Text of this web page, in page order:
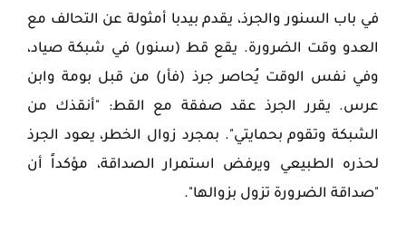
في باب السنور والجرذ، يقدم بيدبا أمثولة عن التحالف مع
العدو وقت الضرورة. يقع قط (سنور) في شبكة صياد،
وفي نفس الوقت يُحاصر جرذ (فأر) من قبل بومة وابن
عرس. يقرر الجرذ عقد صفقة مع القط: "أنقذك من
الشبكة وتقوم بحمايتي". بمجرد زوال الخطر، يعود الجرذ
لحذره الطبيعي ويرفض استمرار الصداقة، مؤكداً أن
"صداقة الضرورة تزول بزوالها".